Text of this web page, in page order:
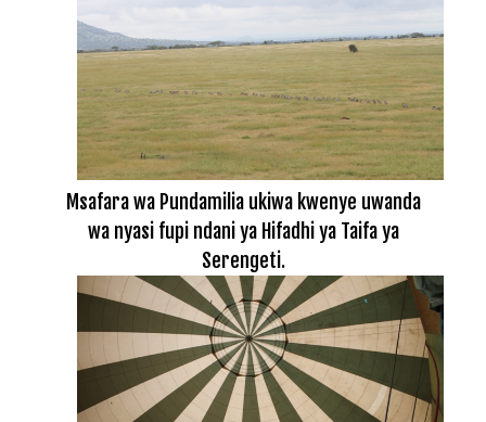
Msafara wa Pundamilia ukiwa kwenye uwanda
wa nyasi fupi ndani ya Hifadhi ya Taifa ya
Serengeti.